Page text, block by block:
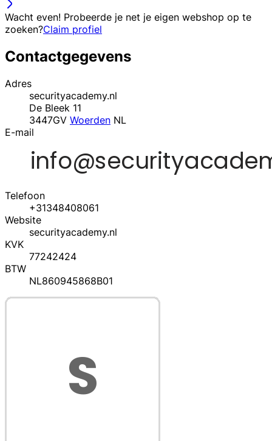
Wacht even! Probeerde je net je eigen webshop op te
zoeken?Claim profiel
Contactgegevens
Adres
securityacademy.nl
De Bleek 11
3447GV Woerden NL
E-mail
Telefoon
+31348408061
Website
securityacademy.nl
KVK
77242424
BTW
NL860945868B01